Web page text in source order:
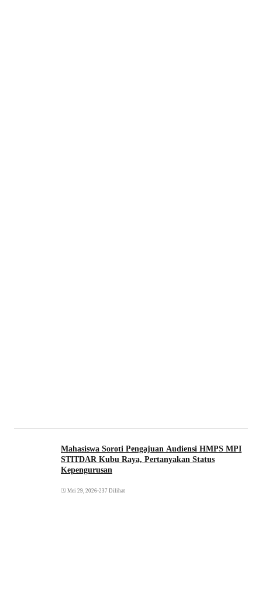
Mahasiswa Soroti Pengajuan Audiensi HMPS MPI
STITDAR Kubu Raya, Pertanyakan Status
Kepengurusan
Mei 29, 2026•237 Dilihat